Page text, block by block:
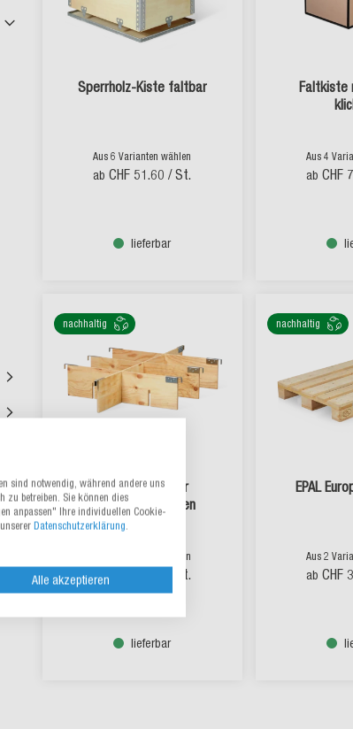
Sperrholz-Kiste faltbar
Aus 6 Varianten wählen
ab CHF 51.60 / St.
lieferbar
Faltkiste
Aus 4
ab CHF
nachhaltig
Rahmenteiler für
Holzaufsatzrahmen
Aus 6 Varianten wählen
ab / St.
lieferbar
nachhaltig
EPAL
Aus 2
ab CHF
sind notwendig, während andere uns
zu betreiben. Sie können dies
anpassen" Ihre individuellen Cookie-
Datenschutzerklärung.
Alle akzeptieren